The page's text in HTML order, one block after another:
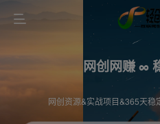
网创网赚 ∞
网创资源&实战项目&365天稳